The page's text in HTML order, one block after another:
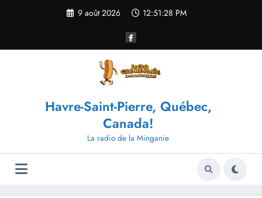
9 août 2026 12:51:29 PM
Havre-Saint-Pierre, Québec,
Canada!
La radio de la Minganie